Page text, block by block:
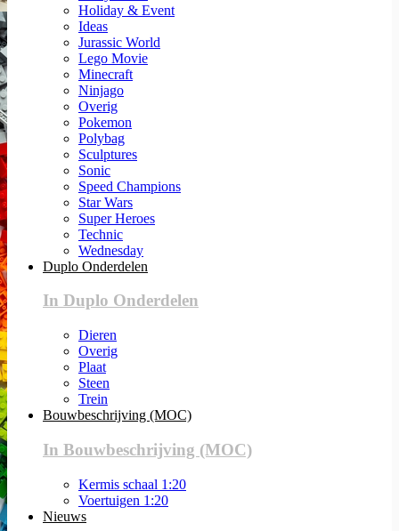
Holiday & Event
Ideas
Jurassic World
Lego Movie
Minecraft
Ninjago
Overig
Pokemon
Polybag
Sculptures
Sonic
Speed Champions
Star Wars
Super Heroes
Technic
Wednesday
Duplo Onderdelen
In Duplo Onderdelen
Dieren
Overig
Plaat
Steen
Trein
Bouwbeschrijving (MOC)
In Bouwbeschrijving (MOC)
Kermis schaal 1:20
Voertuigen 1:20
Nieuws